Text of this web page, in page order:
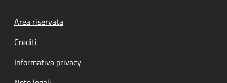
Footer menu
Area riservata
Crediti
Informativa privacy